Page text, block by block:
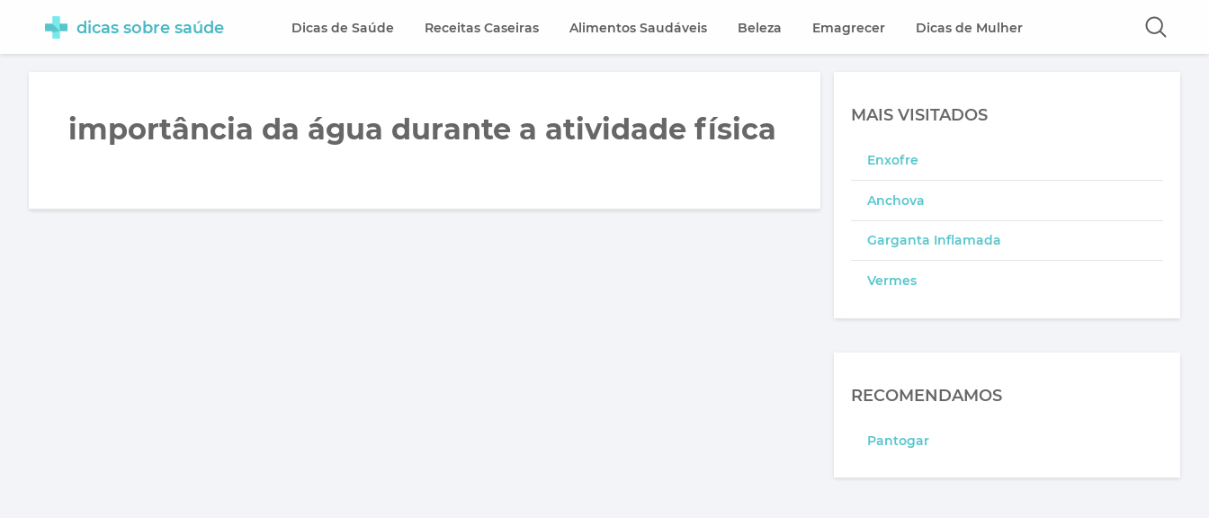
dicas sobre saúde Dicas de Saúde Receitas Caseiras Alimentos Saudáveis Beleza Emagrecer Dicas de Mulher
importância da água durante a atividade física MAIS VISITADOS
Enxofre
Anchova
Garganta Inflamada
Vermes
RECOMENDAMOS
Pantogar